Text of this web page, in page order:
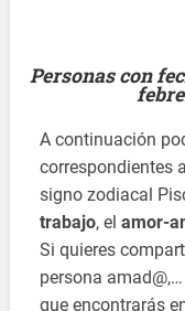
Personas con
A continuación
correspondientes
signo zodiacal
trabajo, elamor-
Si quieres
persona
que encontrarás